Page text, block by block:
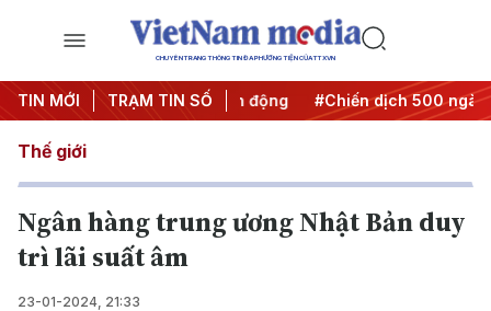
CHUYÊN TRANG THÔNG TIN ĐA PHƯƠNG TIỆN CỦA TTXVN
TIN MỚI TRẠM TIN SỐ
Nghị quyết thành hành động #Chiến dịch 500 ngày đêm
Thế giới
Ngân hàng trung ương Nhật Bản duy
trì lãi suất âm
23-01-2024, 21:33